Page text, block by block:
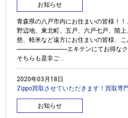
お知らせ
青森県の八戸市内にお住まいの皆様！！
野辺地、東北町、五戸、六戸七戸、階
慈、軽米など遠方にお住まいの皆様、こん
---------------------------------エキテンにてお得
そちらも是非ご...
2020年03月18日
Zippo買取させていただきます！買取専
お知らせ